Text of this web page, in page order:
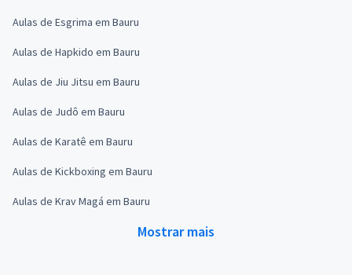
Aulas de Esgrima em Bauru
Aulas de Hapkido em Bauru
Aulas de Jiu Jitsu em Bauru
Aulas de Judô em Bauru
Aulas de Karatê em Bauru
Aulas de Kickboxing em Bauru
Aulas de Krav Magá em Bauru
Mostrar mais